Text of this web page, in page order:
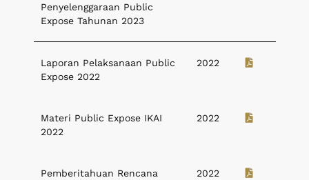
Penyelenggaraan Public
Expose Tahunan 2023
Laporan Pelaksanaan Public
Expose 2022
2022
Materi Public Expose IKAI
2022
2022
Pemberitahuan Rencana
2022